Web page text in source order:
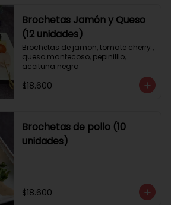
Brochetas Jamón y Queso
(12 unidades)
Brochetas de jamon, tomate cherry ,
queso mantecoso, pepinilllo,
aceituna negra
$18.600
Brochetas de pollo (10
unidades)
$18.600